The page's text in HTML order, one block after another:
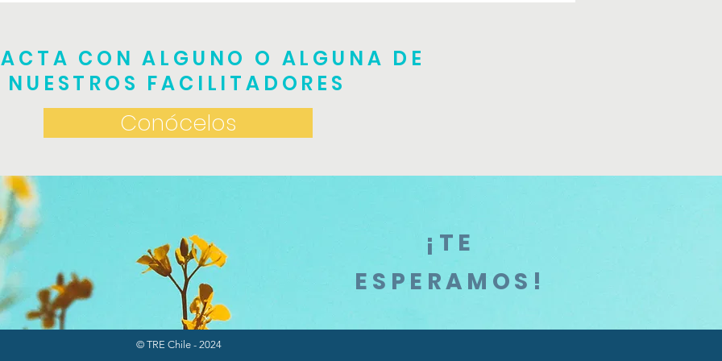
CON ALGUNO O ALGUNA DE
NUESTROS FACILITADORES
Conócelos
¡TE
ESPERAMOS!
© TRE Chile - 2024